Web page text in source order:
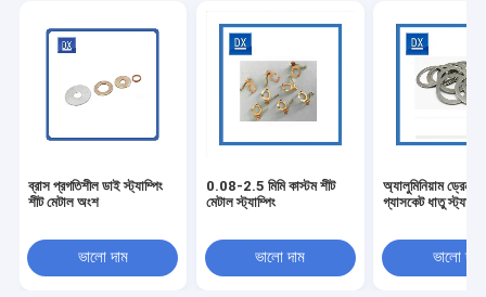
ব্রাস প্রগতিশীল ডাই স্ট্যাম্পিং
শীট মেটাল অংশ
ভালো দাম
0.08-2.5 মিমি কাস্টম শীট
মেটাল স্ট্যাম্পিং
ভালো দাম
অ্যালুমিনিয়াম ড্রেন
গ্যাসকেট ধাতু
ভালো দাম